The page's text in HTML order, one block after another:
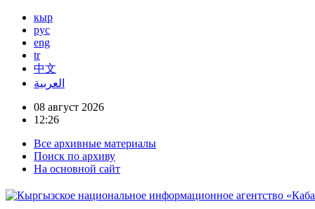
кыр
рус
eng
tr
中文
العربية
08 август 2026
12:26
Все архивные материалы
Поиск по архиву
На основной сайт